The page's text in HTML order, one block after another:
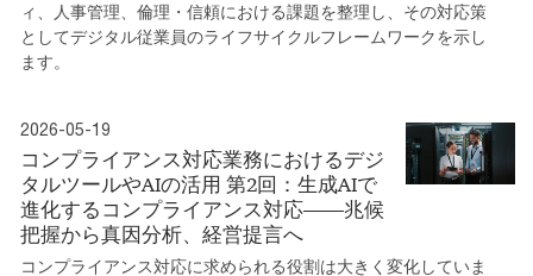
ィ、人事管理、倫理・信頼における課題を整理し、その対応策
としてデジタル従業員のライフサイクルフレームワークを示し
ます。
2026-05-19
コンプライアンス対応業務におけるデジ
タルツールやAIの活用 第2回：生成AIで
進化するコンプライアンス対応――兆候
把握から真因分析、経営提言へ
コンプライアンス対応に求められる役割は大きく変化していま